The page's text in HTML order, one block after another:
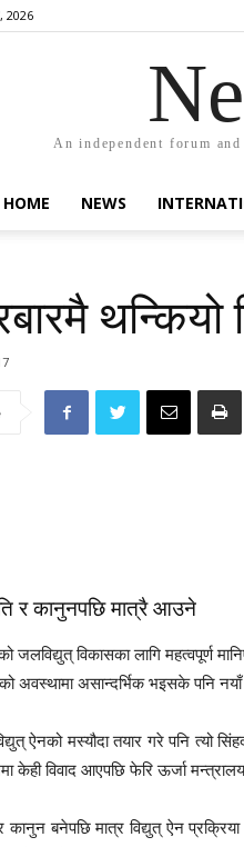
2026
An independent forum
HOME NEWS
थन्कियो
र कानुनपछि मात्रै आउने
जलविद्युत् विकासका लागि महत्वपूर्ण
अवस्थामा असान्दर्भिक भइसके पनि
ऐनको मस्यौदा तयार गरे पनि त्यो
केही विवाद आएपछि फेरि ऊर्जा
कानुन बनेपछि मात्र विद्युत् ऐन